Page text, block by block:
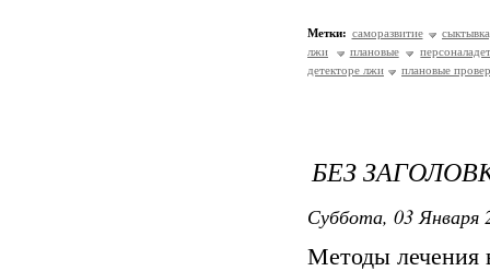
Метки: саморазвитие
лжи
плановые
детекторе лжи
плановые
БЕЗ
Суббота, 03 Января
Методы лечения